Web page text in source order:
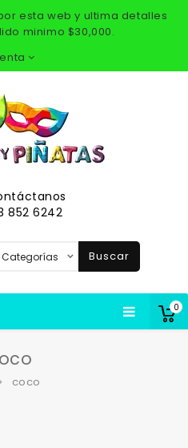
esta web y ultima detalles
minimo $30,000.
0
852 6242
Buscar
coco